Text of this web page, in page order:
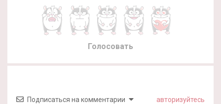
Голосовать
Подписаться на комментарии авторизуйтесь